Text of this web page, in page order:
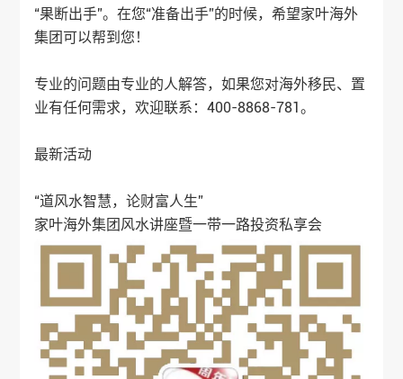
“果断出手”。在您“准备出手”的时候，希望家叶海外
集团可以帮到您！
专业的问题由专业的人解答，如果您对海外移民、置
业有任何需求，欢迎联系：400-8868-781。
最新活动
“道风水智慧，论财富人生”
家叶海外集团风水讲座暨一带一路投资私享会